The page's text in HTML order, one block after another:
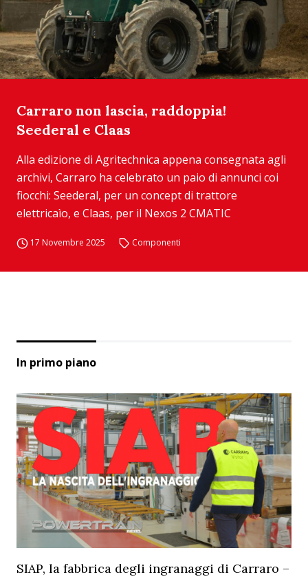
Carraro non lascia, raddoppia!
Seederal e Claas
Alla edizione di Agritechnica appena consegnata agli
archivi, Carraro ha celebrato un paio di annunci coi
fiocchi: Seederal, per un concept di trattore
elettricaìo, e Claas, per il Nexos 2 CMATIC
17 Novembre 2025 Componenti
In primo piano
SIAP, la fabbrica degli ingranaggi di Carraro –